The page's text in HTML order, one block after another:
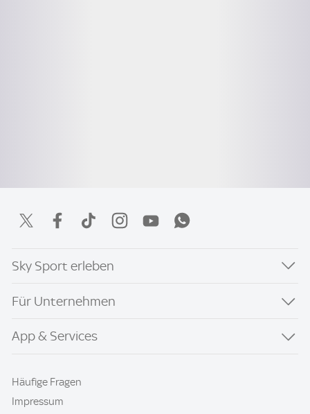
Sky Sport erleben
Für Unternehmen
App & Services
Häufige Fragen
Impressum